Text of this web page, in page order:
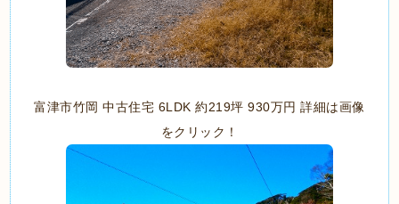
富津市竹岡 中古住宅 6LDK 約219坪 930万円 詳細は画像
をクリック！